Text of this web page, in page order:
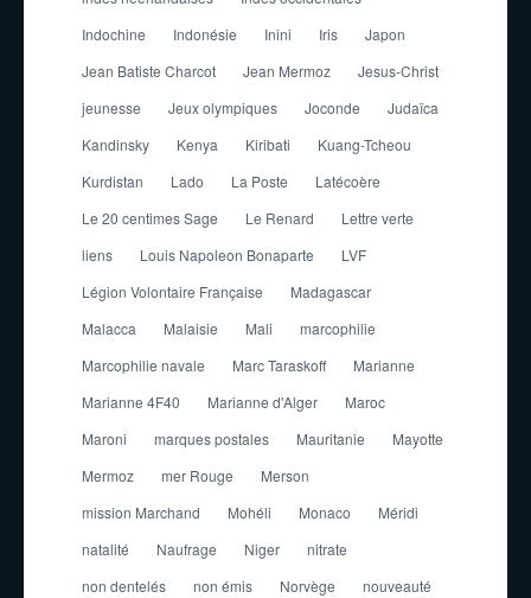
Indochine
Indonésie Inini Iris
Japon
Jean Batiste Charcot
Jean Mermoz
Jesus-Christ
jeunesse
Jeux olympiques Joconde
Judaïca
Kandinsky
Kenya Kiribati
Kuang-Tcheou
Kurdistan
Lado La Poste
Latécoère
Le 20 centimes Sage
Le Renard
Lettre verte
liens
Louis Napoleon Bonaparte
LVF
Légion Volontaire Française
Madagascar
Malacca
Malaisie Mali
marcophilie
Marcophilie navale
Marc Taraskoff
Marianne
Marianne 4F40
Marianne d'Alger
Maroc
Maroni
marques postales Mauritanie
Mayotte
Mermoz
mer Rouge
Merson
mission Marchand
Mohéli Monaco
Méridi
natalité
Naufrage Niger
nitrate
non dentelés
non émis Norvège
nouveauté